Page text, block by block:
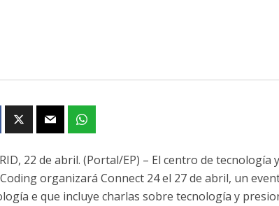
22 de abril. (Portal/EP) – El centro de
organizará Connect 24 el 27 de abril, un
e que incluye charlas sobre tecnología y